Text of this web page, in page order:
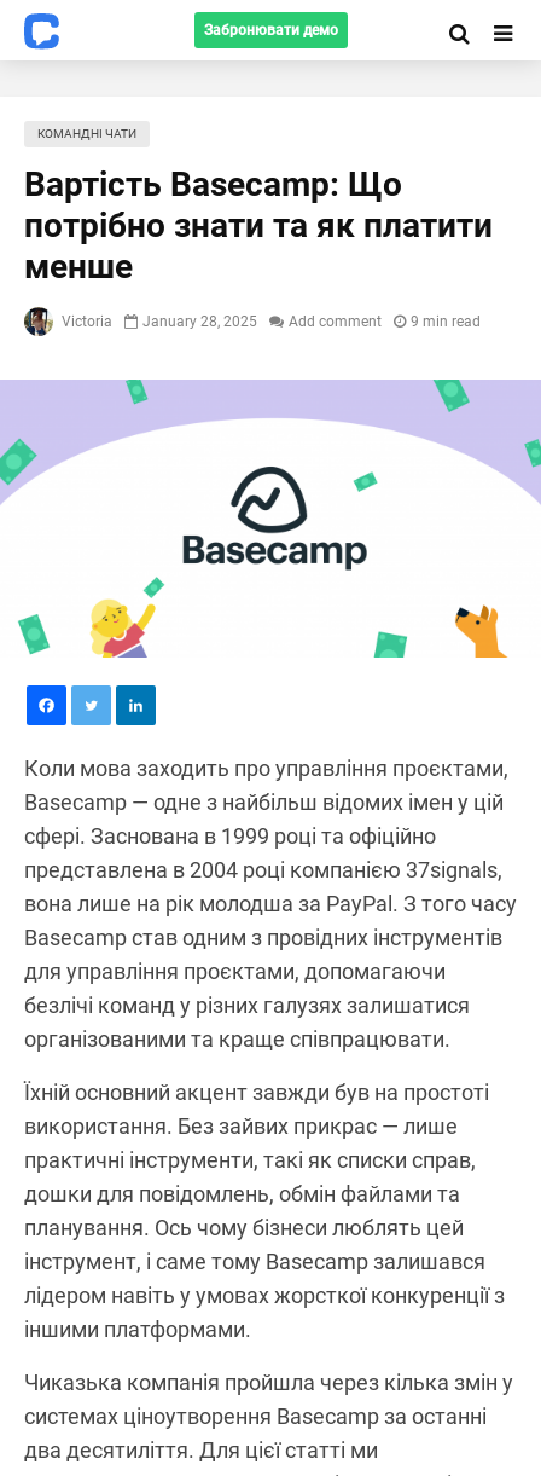
Забронювати демо
КОМАНДНІ ЧАТИ
Вартість Basecamp: Що
потрібно знати та як платити
менше
Victoria January 28, 2025 Add comment 9 min read
Коли мова заходить про управління проєктами,
Basecamp — одне з найбільш відомих імен у цій
сфері. Заснована в 1999 році та офіційно
представлена в 2004 році компанією 37signals,
вона лише на рік молодша за PayPal. З того часу
Basecamp став одним з провідних інструментів
для управління проєктами, допомагаючи
безлічі команд у різних галузях залишатися
організованими та краще співпрацювати.
Їхній основний акцент завжди був на простоті
використання. Без зайвих прикрас — лише
практичні інструменти, такі як списки справ,
дошки для повідомлень, обмін файлами та
планування. Ось чому бізнеси люблять цей
інструмент, і саме тому Basecamp залишався
лідером навіть у умовах жорсткої конкуренції з
іншими платформами.
Чиказька компанія пройшла через кілька змін у
системах ціноутворення Basecamp за останні
два десятиліття. Для цієї статті ми